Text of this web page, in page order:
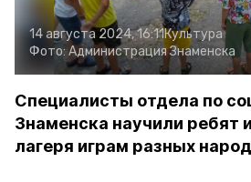
14 августа 2024, 16:11 Культура
Фото:Администрация Знаменска
Специалисты отдела по
Знаменска научили ребят
лагеря играм разных